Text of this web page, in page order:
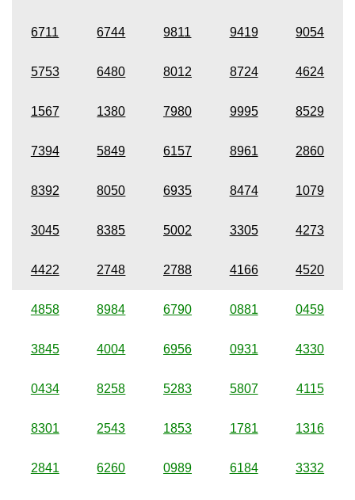
6711 6744 9811 9419 9054
5753 6480 8012 8724 4624
1567 1380 7980 9995 8529
7394 5849 6157 8961 2860
8392 8050 6935 8474 1079
3045 8385 5002 3305 4273
4422 2748 2788 4166 4520
4858 8984 6790 0881 0459
3845 4004 6956 0931 4330
0434 8258 5283 5807 4115
8301 2543 1853 1781 1316
2841 6260 0989 6184 3332